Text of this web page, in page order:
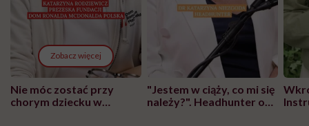
Zobacz więcej
Nie móc zostać przy
chorym dziecku w
"Jestem w ciąży, co mi się
należy?". Headhunter o